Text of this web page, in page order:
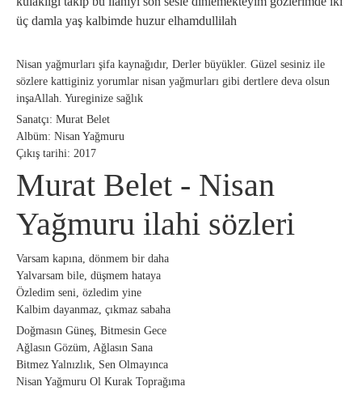
üç damla yaş kalbimde huzur elhamdullilah
Nisan yağmurları şifa kaynağıdır, Derler büyükler. Güzel sesiniz ile
sözlere kattiginiz yorumlar nisan yağmurları gibi dertlere deva olsun
inşaAllah. Yureginize sağlık
Sanatçı: Murat Belet
Albüm: Nisan Yağmuru
Çıkış tarihi: 2017
Murat Belet - Nisan
Yağmuru ilahi sözleri
Varsam kapına, dönmem bir daha
Yalvarsam bile, düşmem hataya
Özledim seni, özledim yine
Kalbim dayanmaz, çıkmaz sabaha
Doğmasın Güneş, Bitmesin Gece
Ağlasın Gözüm, Ağlasın Sana
Bitmez Yalnızlık, Sen Olmayınca
Nisan Yağmuru Ol Kurak Toprağıma